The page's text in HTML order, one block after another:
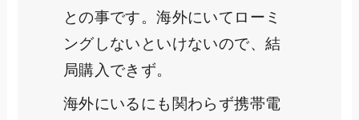
との事です。海外にいてローミ
ングしないといけないので、結
局購入できず。
海外にいるにも関わらず携帯電